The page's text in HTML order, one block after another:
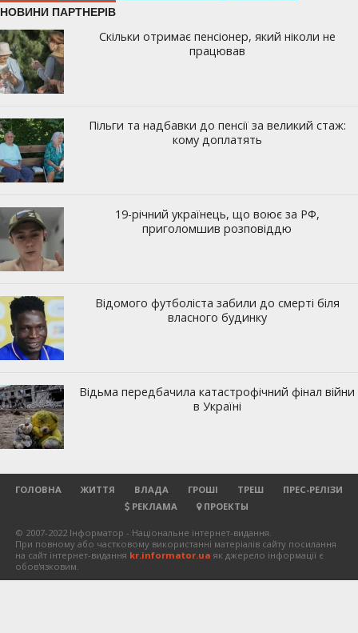
ГОЛОВНА ЖИТТЯ ВЛАДА ГРОШІ ТРЕШ
ПРЕС-РЕЛІЗИ
РЕКЛАМА
ПРОЕКТЫ
© 2007-2022 Інформатор - Національне інтернет-видання.
При повному або частковому використанні матеріалів сайту посилання
на сайт інтернет-видання kr.informator.ua як джерело інформації є
обов'язковим.